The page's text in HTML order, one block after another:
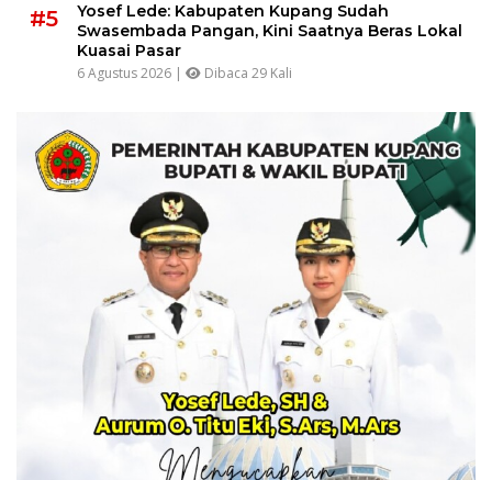
#5
Yosef Lede: Kabupaten Kupang Sudah
Swasembada Pangan, Kini Saatnya Beras Lokal
Kuasai Pasar
6 Agustus 2026 | Dibaca 29 Kali